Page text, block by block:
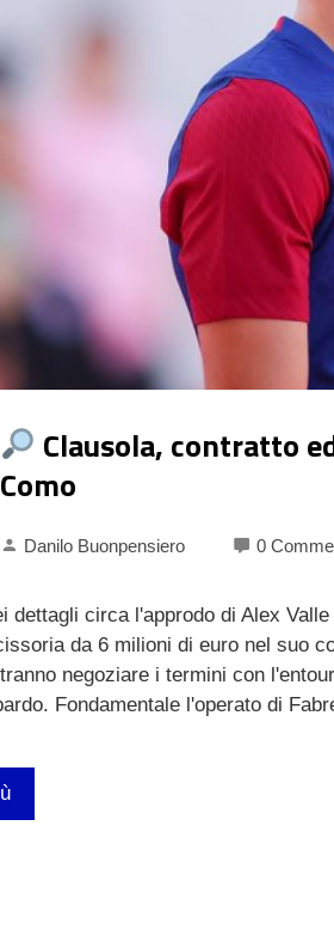
Clausola, contratto
Como
Danilo Buonpensiero 0
dettagli circa l'approdo di Alex
da 6 milioni di euro nel suo
negoziare i termini con
Fondamentale l'operato di